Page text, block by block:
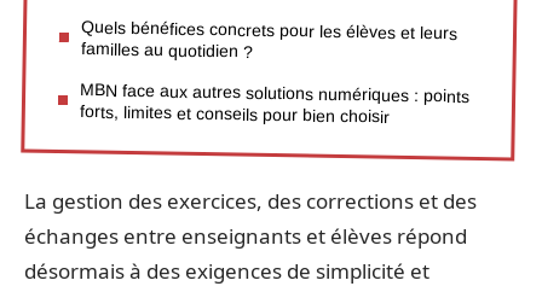
Quels bénéfices concrets pour les élèves et leurs
familles au quotidien ?
MBN face aux autres solutions numériques : points
forts, limites et conseils pour bien choisir
La gestion des exercices, des corrections et des
échanges entre enseignants et élèves répond
désormais à des exigences de simplicité et